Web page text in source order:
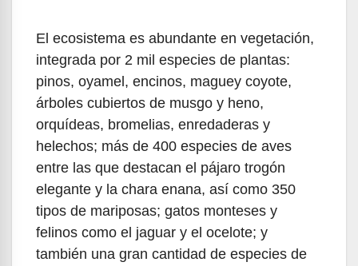
El ecosistema es abundante en vegetación,
integrada por 2 mil especies de plantas:
pinos, oyamel, encinos, maguey coyote,
árboles cubiertos de musgo y heno,
orquídeas, bromelias, enredaderas y
helechos; más de 400 especies de aves
entre las que destacan el pájaro trogón
elegante y la chara enana, así como 350
tipos de mariposas; gatos monteses y
felinos como el jaguar y el ocelote; y
también una gran cantidad de especies de